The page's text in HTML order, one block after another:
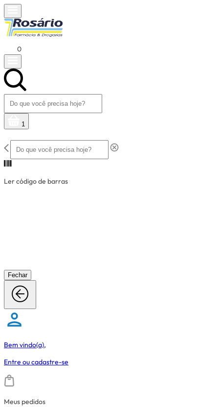
0
1
Ler código de barras
Fechar
Bem vindo(a),
Entre oucadastre-se
Meus pedidos